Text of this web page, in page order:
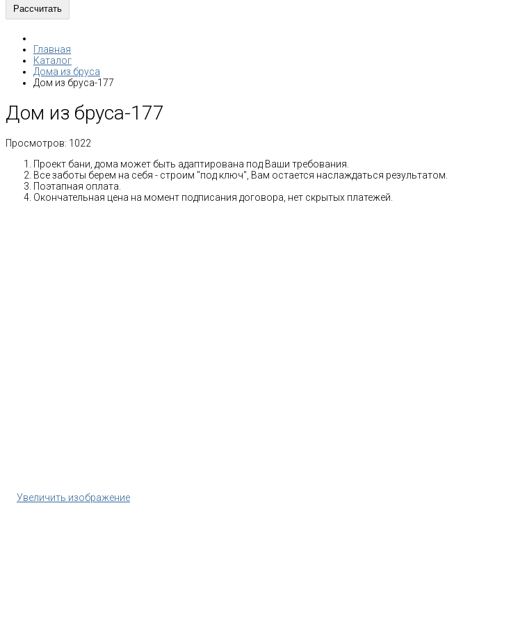
Главная
Каталог
Дома из бруса
Дом из бруса-177
Дом из бруса-177
Просмотров: 1022
Проект бани, дома может быть адаптирована под Ваши требования.
Все заботы берем на себя - строим "под ключ", Вам остается наслаждаться результатом.
Поэтапная оплата.
Окончательная цена на момент подписания договора, нет скрытых платежей.
Увеличить изображение